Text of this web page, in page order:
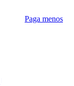
Paga menos